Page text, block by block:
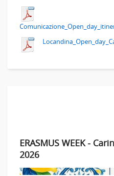
ERASMUS WEEK -
2026